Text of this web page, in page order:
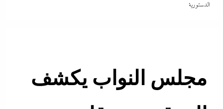
الدستورية
مجلس النواب يكشف